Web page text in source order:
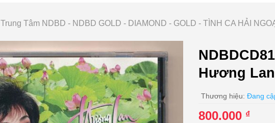
Trung Tâm NDBD - NDBD GOLD - DIAMOND - GOLD - TÌNH CA HẢI
Hương
Thương hiệu: Đang
800.000 ₫